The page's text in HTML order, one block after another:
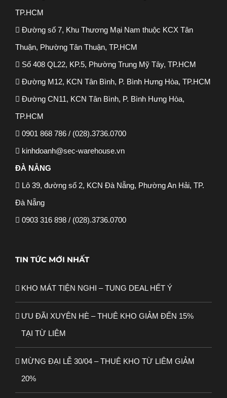
TP.HCM
Đường số 7, Khu Thương Mại Nam thuộc KCX Tân
Thuận, Phường Tân Thuận, TP.HCM
Số 408 QL22, KP.5, Phường Trung Mỹ Tây, TP.HCM
Đường M12, KCN Tân Bình, P. Bình Hưng Hòa, TP.HCM
Đường CN11, KCN Tân Bình, P. Bình Hưng Hòa,
TP.HCM
0901 868 786 / (028).3736.0700
kinhdoanh@sec-warehouse.vn
ĐÀ NẴNG
Lô 39, đường số 2, KCN Đà Nẵng, Phường An Hải, TP.
Đà Nẵng
0903 316 898 / (028).3736.0700
TIN TỨC MỚI NHẤT
KHO MÁT TIỆN NGHI – TUNG DEAL HẾT Ý
ƯU ĐÃI XUYÊN HÈ – THUÊ KHO GIẢM ĐẾN 15%
TẠI TỪ LIÊM
MỪNG ĐẠI LỄ 30/04 – THUÊ KHO TỪ LIÊM GIẢM
20%